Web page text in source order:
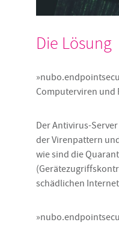
Die Lösung
Computerviren und
Der Antivirus-
der Virenpattern
wie sind die
schädlichen